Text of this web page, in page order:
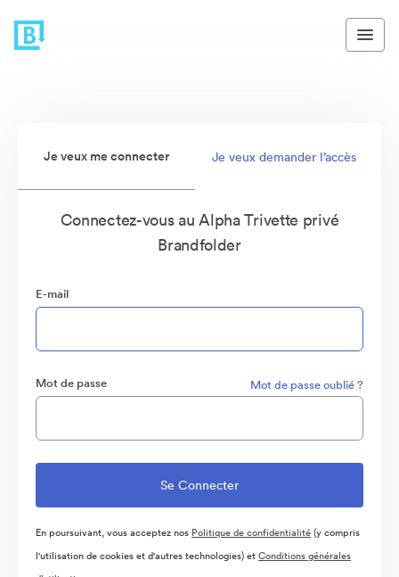
Je veux me connecter Je veux demander l’accès
Connectez-vous au Alpha Trivette privé
Brandfolder
E-mail
Mot de passe Mot de passe oublié ?
En poursuivant, vous acceptez nos Politique de confidentialité(y compris
l'utilisation de cookies et d'autres technologies) etConditions générales